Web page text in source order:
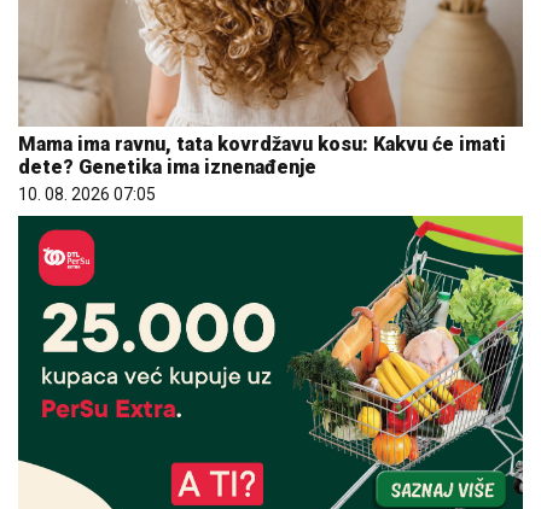
Mama ima ravnu, tata kovrdžavu kosu: Kakvu će imati
dete? Genetika ima iznenađenje
10. 08. 2026 07:05